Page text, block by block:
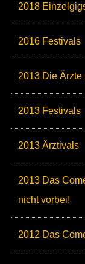
2018
2016 Festivals
2013 Die Ärzte
2013 Festivals
2013 Ärztivals
2013 Das
nicht vorbei!
2012 Das